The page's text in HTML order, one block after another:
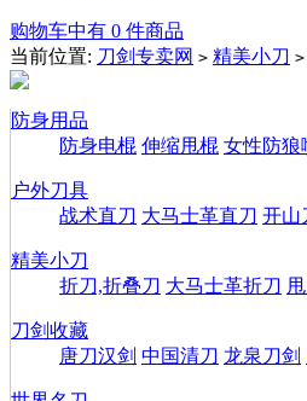
购物车中有 0 件商品
当前位置: 刀剑专卖网 > 精美小刀 >
防身用品
防身电棍 伸缩甩棍 女性防狼
户外刀具
战术直刀 大马士革直刀 开山
精美小刀
折刀,折叠刀 大马士革折刀
刀剑收藏
唐刀汉剑 中国清刀 龙泉刀剑